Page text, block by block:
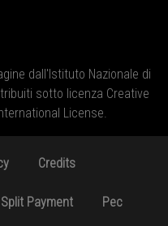
dall'Istituto Nazionale di
sotto licenza Creative
License.
Credits
Payment Pec